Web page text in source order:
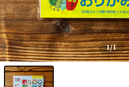
1/1